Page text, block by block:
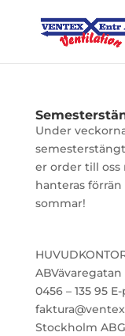
Under
er order till
hanteras
sommar!
ABVävaregatan
0456 – 135 95
Stockholm